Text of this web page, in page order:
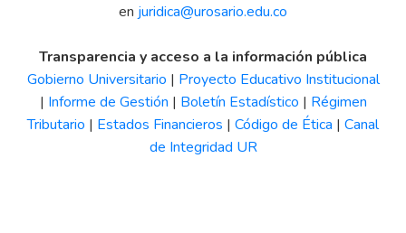
en juridica@urosario.edu.co
Transparencia y acceso a la información pública
Gobierno Universitario | Proyecto Educativo Institucional
| Informe de Gestión | Boletín Estadístico | Régimen
Tributario | Estados Financieros | Código de Ética | Canal
de Integridad UR